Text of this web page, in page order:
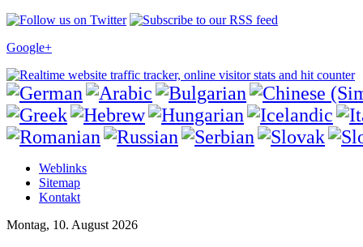
Google+
Weblinks
Sitemap
Kontakt
Montag, 10. August 2026